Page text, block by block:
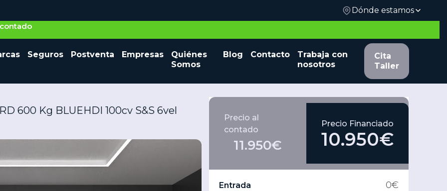
Dónde estamos
Seguros Postventa Empresas
Quiénes
Somos
Blog Contacto
Trabaja con
nosotros
Cita
Taller
Vehículos nuevos
Seminuevos y
Ocasión
Cita Taller
600 Kg BLUEHDI 100cv S&S 6vel
Precio al
contado
11.950€
Precio Financiado
10.950€
Entrada 0€